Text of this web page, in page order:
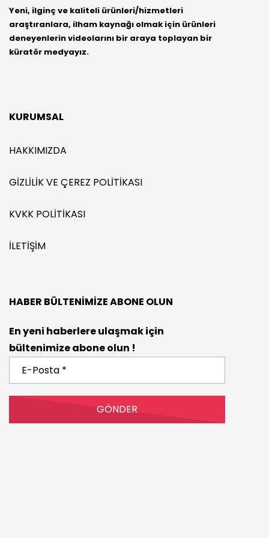
Yeni, ilginç ve kaliteli ürünleri/hizmetleri
araştıranlara, ilham kaynağı olmak için ürünleri
deneyenlerin videolarını bir araya toplayan bir
küratör medyayız.
KURUMSAL
HAKKIMIZDA
GIZLILIK VE ÇEREZ POLITIKASI
KVKK POLITIKASI
İLETIŞIM
HABER BÜLTENIMIZE ABONE OLUN
En yeni haberlere ulaşmak için
bültenimize abone olun !
Posta
*